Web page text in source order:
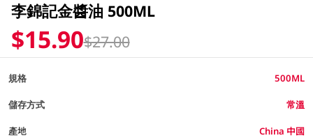
李錦記金醬油 500ML
$15.90$27.00
規格 500ML
儲存方式 常溫
產地 China 中國